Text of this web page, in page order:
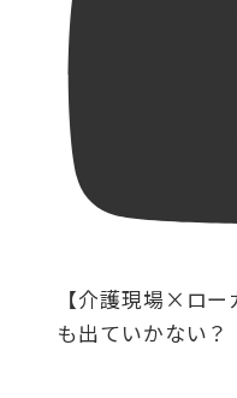
【介護現場×ロ
も出ていかない？